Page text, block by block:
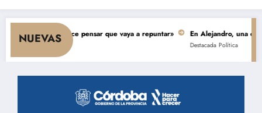
NUEVAS
y nada hace pensar que vaya a repuntar» En Alejandro, una obra de $
Política